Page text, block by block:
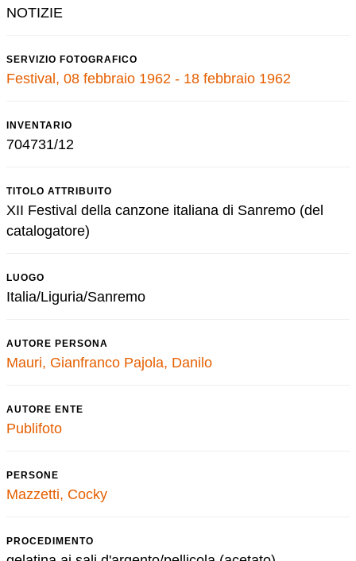
NOTIZIE
SERVIZIO FOTOGRAFICO
Festival, 08 febbraio 1962 - 18 febbraio 1962
INVENTARIO
704731/12
TITOLO ATTRIBUITO
XII Festival della canzone italiana di Sanremo (del
catalogatore)
LUOGO
Italia/Liguria/Sanremo
AUTORE PERSONA
Mauri, Gianfranco Pajola, Danilo
AUTORE ENTE
Publifoto
PERSONE
Mazzetti, Cocky
PROCEDIMENTO